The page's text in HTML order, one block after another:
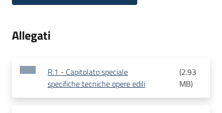
Allegati
R.1 - Capitolato speciale
specifiche tecniche opere edili
(2.93
MB)